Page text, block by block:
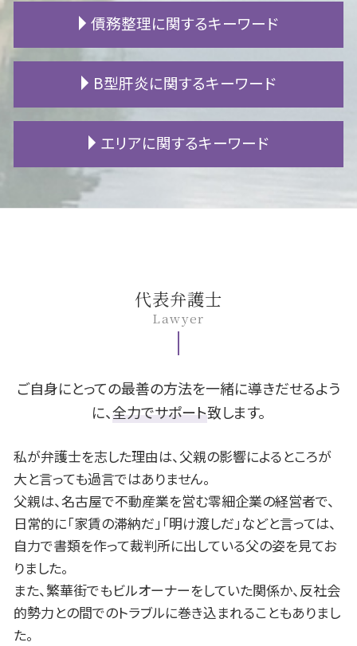
遺産 使い込み
相続 養子
遺産相続 トラブル
成年後見人 登記事項証明書
相続 順位
生前贈与 遺留分
成年後見 申し立て
遺言 検認
滞納 差し押さえ
住宅ローン 抵当権
引越し 退去
マンション トラブル
立ち退き 拒否
敷金 償却
立ち退き料 相場
不動産 トラブル
高次脳機能障害 症状
交通事故 死亡 加害者
自賠責 慰謝料
物損事故 人身 切り替え
人身事故 示談
事故 賠償金
死亡事故 加害者
交通事故 罰金
物損事故 過失割合
高次脳機能障害 等級認定
交通事故 死亡慰謝料
離婚 子供 親権
モラハラ 離婚
財産分与 住宅ローン
離婚 別居 準備
姑 同居 離婚
離婚 裁判 期間
離婚後 戸籍
財産分与 税金
不倫 親権
債務整理に関するキーワード
民事再生 メリット
債権 時効
個人再生 住宅ローン
ギャンブル 借金
個人再生 流れ
破産 手続
自己破産 生活保護
個人再生 車
個人再生 官報
パチンコ 借金
B型肝炎に関するキーワード
B型肝炎 ワクチン
B型肝炎 検査
B型肝炎 訴訟
B型肝炎 うつる
B型肝炎 ウイルス
B型肝炎訴訟 和解 確率
エリアに関するキーワード
岡崎市 交通事故 相談
名古屋市 B型肝炎
岡崎市 離婚 相談
豊田市 交通事故 相談
安城市 B型肝炎
名古屋市 債務整理 相談
名古屋市 相続 相談
豊田市 不動産 相談
豊田市 B型肝炎
一宮市 債務整理 相談
豊田市 債務整理 相談
安城市 離婚 相談
一宮市 交通事故 相談
代表弁護士
Lawyer
ご自身にとっての最善の方法を一緒に導きだせるよう
に、全力でサポート致します。
私が弁護士を志した理由は、父親の影響によるところが
大と言っても過言ではありません。
父親は、名古屋で不動産業を営む零細企業の経営者で、
日常的に「家賃の滞納だ」「明け渡しだ」などと言っては、
自力で書類を作って裁判所に出している父の姿を見てお
りました。
また、繁華街でもビルオーナーをしていた関係か、反社会
的勢力との間でのトラブルに巻き込まれることもありまし
た。